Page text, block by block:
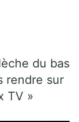
du bas
rendre sur
TV »